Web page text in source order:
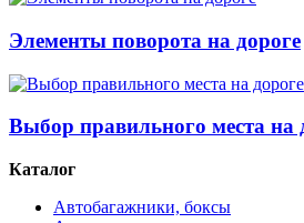
Элементы поворота на дороге
Выбор правильного места на
Каталог
Автобагажники, боксы